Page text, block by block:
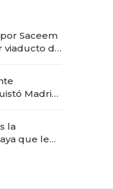
Saceem
viaducto de
Madrid:
apertura
la
que le